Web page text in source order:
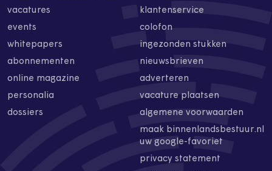
vacatures
events
whitepapers
abonnementen
online magazine
personalia
dossiers
klantenservice
colofon
ingezonden stukken
nieuwsbrieven
adverteren
vacature plaatsen
algemene voorwaarden
maak binnenlandsbestuur.nl
uw google-favoriet
privacy statement